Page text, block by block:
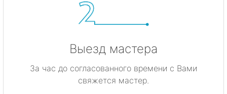
Выезд мастера
За час до согласованного времени с Вами
свяжется мастер.